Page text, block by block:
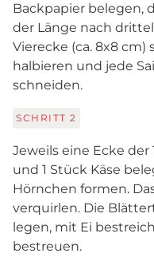
Backpapier belegen,
der Länge nach
Vierecke (ca. 8x8
halbieren und jede
schneiden.
SCHRITT 2
Jeweils eine Ecke
und 1 Stück Käse
Hörnchen formen.
verquirlen. Die
legen, mit Ei
bestreuen.